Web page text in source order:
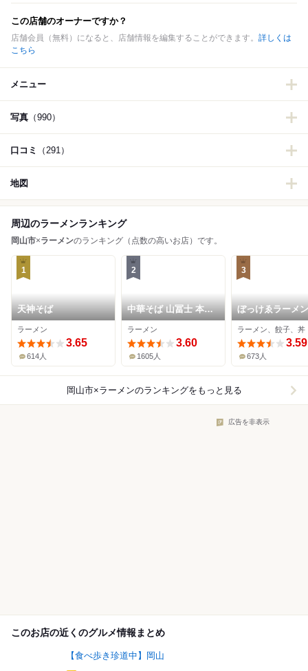
この店舗のオーナーですか？
店舗会員（無料）になると、店舗情報を編集することができます。 詳しくは
こちら
メニュー
写真 （990）
口コミ （291）
地図
周辺のラーメンランキング
岡山市×ラーメンのランキング（点数の高いお店）です。
1
天神そば
ラーメン
3.65
614人
2
中華そば 山冨士 本町
店
ラーメン
3.60
1605人
3
ぼっけゑラーメン
ラーメン、餃子、丼
3.59
673人
岡山市×ラーメンのランキングをもっと見る
広告を非表示
このお店の近くのグルメ情報まとめ
【食べ歩き珍道中】岡山